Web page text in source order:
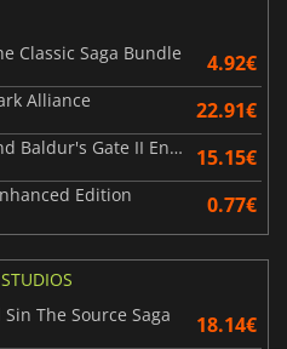
Classic Saga Bundle
4.92€
Alliance 22.91€
Baldur's Gate and Baldur's Gate II Enhanced Editions 15.15€
Edition 0.77€
The Source Saga
18.14€